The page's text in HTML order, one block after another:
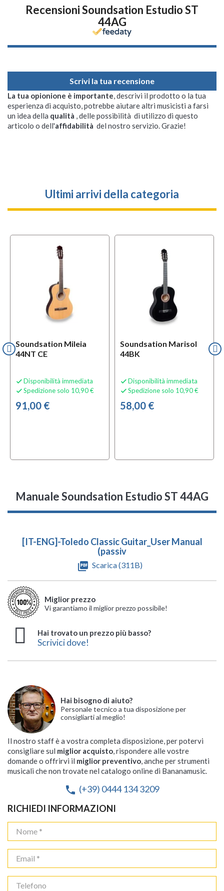
Recensioni Soundsation Estudio ST
44AG
Scrivi la tua recensione
La tua opionione è importante, descrivi il prodotto o la tua
esperienza di acquisto, potrebbe aiutare altri musicisti a farsi
un idea della qualità , delle possibilità di utilizzo di questo
articolo o dell'affidabilità del nostro servizio. Grazie!
Ultimi arrivi della categoria
Soundsation Mileia
44NT CE
 Disponibilità immediata
 Spedizione solo 10,90 €
91,00 €
Soundsation Marisol
44BK
 Disponibilità immediata
 Spedizione solo 10,90 €
58,00 €
Manuale Soundsation Estudio ST 44AG
[IT-ENG]-Toledo Classic Guitar_User Manual
(passiv
picture_as_pdf Scarica (311B)
Miglior prezzo
Vi garantiamo il miglior prezzo possibile!
Hai trovato un prezzo più basso?
Scrivici dove!
Hai bisogno di aiuto?
Personale tecnico a tua disposizione per
consigliarti al meglio!
Il nostro staff è a vostra completa disposizione, per potervi
consigliare sul miglior acquisto, rispondere alle vostre
domande o offrirvi il miglior preventivo, anche per strumenti
musicali che non trovate nel catalogo online di Bananamusic.
phone (+39) 0444 134 3209
RICHIEDI INFORMAZIONI